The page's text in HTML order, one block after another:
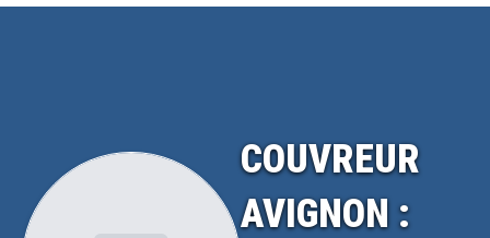
COUVREUR
AVIGNON :